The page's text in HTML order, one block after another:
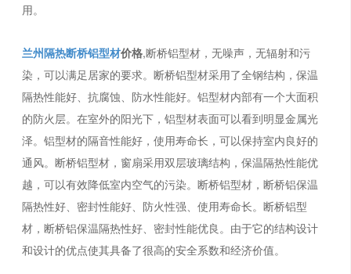
用。
兰州隔热断桥铝型材价格,断桥铝型材，无噪声，无辐射和污
染，可以满足居家的要求。断桥铝型材采用了全钢结构，保温
隔热性能好、抗腐蚀、防水性能好。铝型材内部有一个大面积
的防火层。在室外的阳光下，铝型材表面可以看到明显金属光
泽。铝型材的隔音性能好，使用寿命长，可以保持室内良好的
通风。断桥铝型材，窗扇采用双层玻璃结构，保温隔热性能优
越，可以有效降低室内空气的污染。断桥铝型材，断桥铝保温
隔热性好、密封性能好、防火性强、使用寿命长。断桥铝型
材，断桥铝保温隔热性好、密封性能优良。由于它的结构设计
和设计的优点使其具备了很高的安全系数和经济价值。